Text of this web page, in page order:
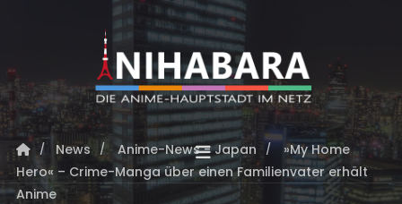
News Anime-News - Japan
»My Home
Hero« – Crime-Manga über einen Familienvater erhält
Anime